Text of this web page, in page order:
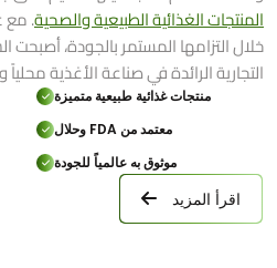
المنتجات الغذائية الطبيعية والصحية. مع
خلال التزامها المستمر بالجودة،
التجارية الرائدة في صناعة الأغذية محلياً
منتجات غذائية طبيعية متميزة
معتمد من FDA وحلال
موثوق به عالمياً للجودة
اقرأ المزيد